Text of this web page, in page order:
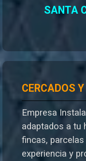
SANTA
CERCADOS
Empresa
adaptados a tu
fincas,
experiencia y